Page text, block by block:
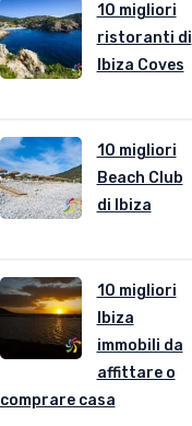
10 migliori
ristoranti di
Ibiza Coves
10 migliori
Beach Club
di Ibiza
10 migliori
Ibiza
immobili da
affittare o
comprare casa